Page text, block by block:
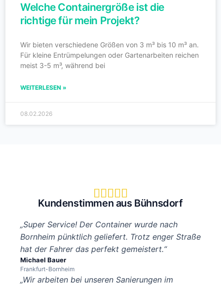
Welche Containergröße ist die
richtige für mein Projekt?
Wir bieten verschiedene Größen von 3 m³ bis 10 m³ an.
Für kleine Entrümpelungen oder Gartenarbeiten reichen
meist 3-5 m³, während bei
WEITERLESEN »
08.02.2026
    
Kundenstimmen aus Bühnsdorf
„Super Service! Der Container wurde nach
Bornheim pünktlich geliefert. Trotz enger Straße
hat der Fahrer das perfekt gemeistert.“
Michael Bauer
Frankfurt-Bornheim
„Wir arbeiten bei unseren Sanierungen im